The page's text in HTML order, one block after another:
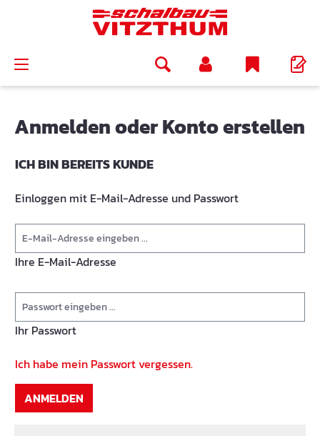
Anmelden oder Konto erstellen
ICH BIN BEREITS KUNDE
Einloggen mit E-Mail-Adresse und Passwort
Ihre E-Mail-Adresse
Ihr Passwort
Ich habe mein Passwort vergessen.
ANMELDEN